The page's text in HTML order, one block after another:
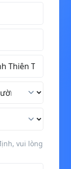
vui lòng